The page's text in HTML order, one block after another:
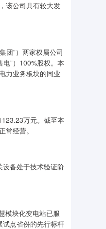
该公司具有较大发
团”）两家权属公司
”）100%股权。本
力业务板块的同业
万元。截至本
经营。
备处于技术验证阶
模块化变电站已服
试点省份的先行标杆